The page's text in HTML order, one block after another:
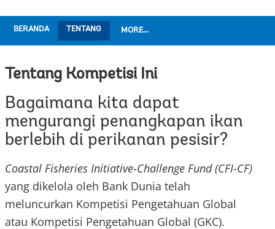
BERANDA TENTANG MORE...
Tentang Kompetisi Ini
Bagaimana kita dapat
mengurangi penangkapan ikan
berlebih di perikanan pesisir?
Coastal Fisheries Initiative-Challenge Fund (CFI-CF)
yang dikelola oleh Bank Dunia telah
meluncurkan Kompetisi Pengetahuan Global
atau Kompetisi Pengetahuan Global (GKC).